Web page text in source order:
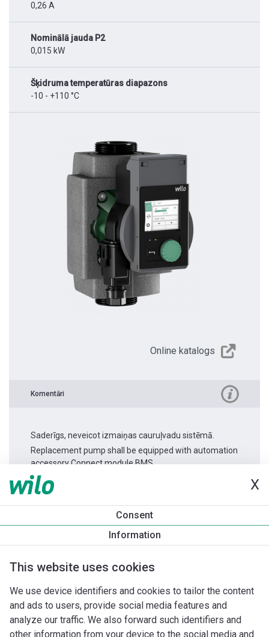
X
Consent
Information
This website uses cookies
We use device identifiers and cookies to tailor the content
and ads to users, provide social media features and
analyze our traffic. We also forward such identifiers and
other information from your device to the social media and
0,26 A
Nominālā jauda P2
0,015 kW
Šķidruma temperatūras diapazons
-10 - +110 °C
Online katalogs
Komentāri
Saderīgs, neveicot izmaiņas cauruļvadu sistēmā.
Replacement pump shall be equipped with automation
accessory Connect module BMS.
Produkta informācija
Stratos PICO 30/0,5-4 -180